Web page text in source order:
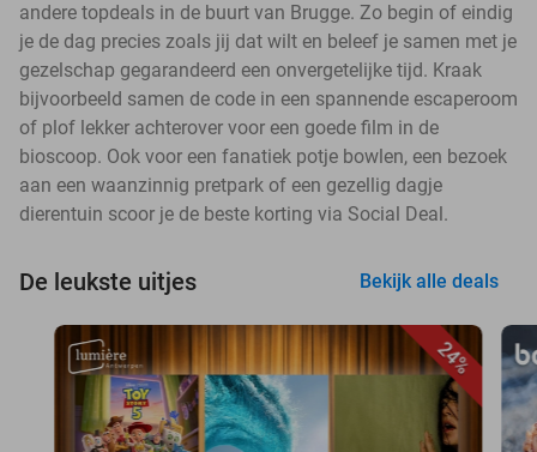
andere topdeals in de buurt van Brugge. Zo begin of eindig
je de dag precies zoals jij dat wilt en beleef je samen met je
gezelschap gegarandeerd een onvergetelijke tijd. Kraak
bijvoorbeeld samen de code in een spannende escaperoom
of plof lekker achterover voor een goede film in de
bioscoop. Ook voor een fanatiek potje bowlen, een bezoek
aan een waanzinnig pretpark of een gezellig dagje
dierentuin scoor je de beste korting via Social Deal.
De leukste uitjes Bekijk alle deals
24%